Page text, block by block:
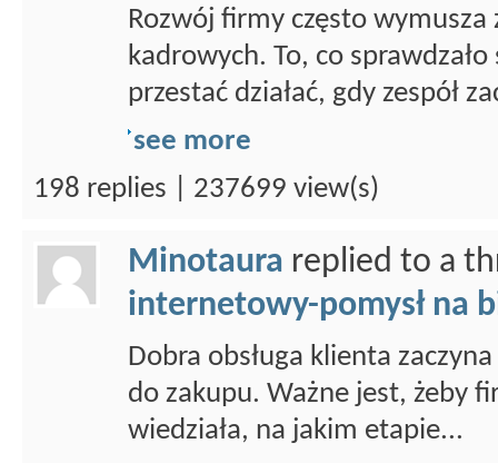
Rozwój firmy często
kadrowych. To, co
przestać działać, gdy zespół
see more
198 replies | 237699 view(s)
Minotaura replied to a
internetowy-pomysł na
Dobra obsługa klienta
do zakupu. Ważne jest, żeby
wiedziała, na jakim etapie...